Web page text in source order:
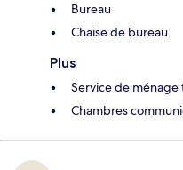
Bureau
Chaise de bureau
Plus
Service de ménage
Chambres